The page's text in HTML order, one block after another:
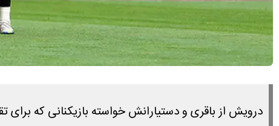
درویش از باقری و دستیارانش خواسته بازیکنانی که برای